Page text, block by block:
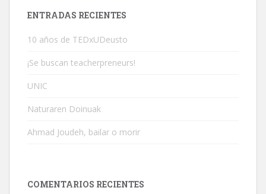
ENTRADAS RECIENTES
10 años de TEDxUDeusto
¡Se buscan teacherpreneurs!
UNIC
Naturaren Doinuak
Ahmad Joudeh, bailar o morir
COMENTARIOS RECIENTES